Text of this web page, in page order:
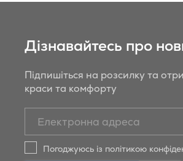
Дізнавайтесь про
Підпишіться на розсилку та
краси та комфорту
новини
та
Погоджуюсь із політикою